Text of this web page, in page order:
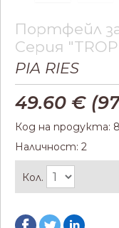
Портфейл
Серия
PIA RIES
49.60 € (
Код на продукта:
Наличност: 2
Кол.